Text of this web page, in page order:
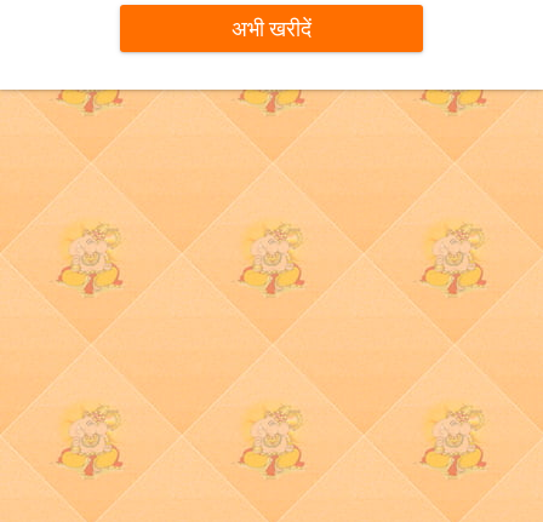
अभी खरीदें